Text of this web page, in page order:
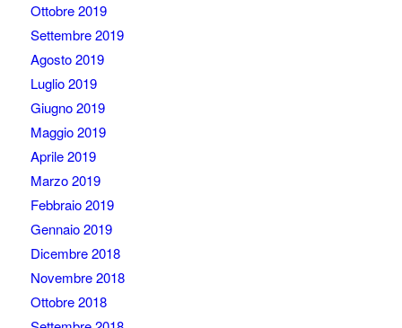
Ottobre 2019
Settembre 2019
Agosto 2019
Luglio 2019
Giugno 2019
Maggio 2019
Aprile 2019
Marzo 2019
Febbraio 2019
Gennaio 2019
Dicembre 2018
Novembre 2018
Ottobre 2018